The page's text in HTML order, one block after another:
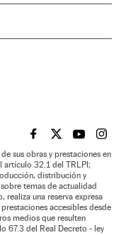
EL PAÍS BRASIL EN
EL PAÍSEL PAÍS
EL
sus obras y prestaciones en
artículo 32.1 del TRLPI;
distribución y
temas de actualidad
realiza una reserva expresa
accesibles desde
medios que resulten
67.3 del Real Decreto - ley